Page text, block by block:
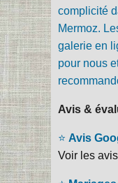
complicité
Mermoz.
galerie en
pour nous
Avis &
⭐ Avis
Voir les avis